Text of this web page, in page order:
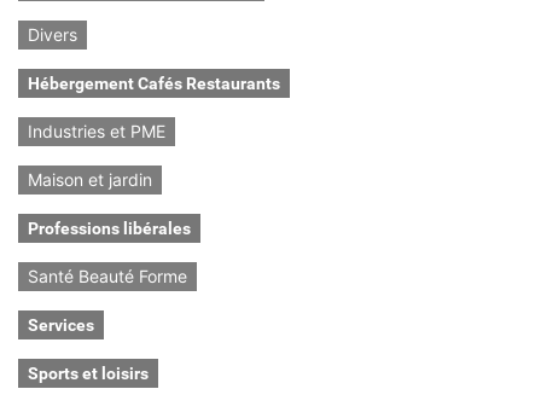
Divers
Hébergement Cafés Restaurants
Industries et PME
Maison et jardin
Professions libérales
Santé Beauté Forme
Services
Sports et loisirs